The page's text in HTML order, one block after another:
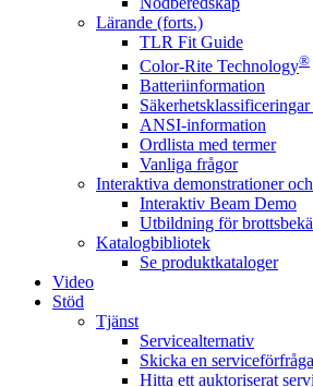
Lärande (forts.)
TLR Fit Guide
Color-Rite Technology®
Batteriinformation
ANSI-information
Ordlista med termer
Vanliga frågor
Interaktiva demonstrationer
Interaktiv Beam Demo
Utbildning för
Katalogbibliotek
Se produktkataloger
Video
Stöd
Tjänst
Servicealternativ
Skicka en
Hitta ett auktoriserat